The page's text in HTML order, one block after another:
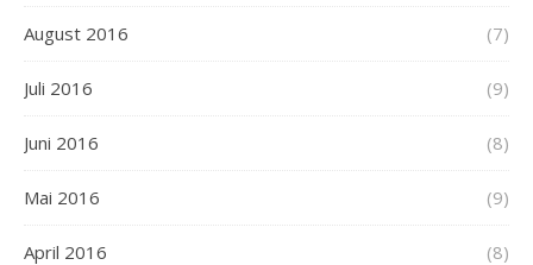
August 2016 (7)
Juli 2016 (9)
Juni 2016 (8)
Mai 2016 (9)
April 2016 (8)